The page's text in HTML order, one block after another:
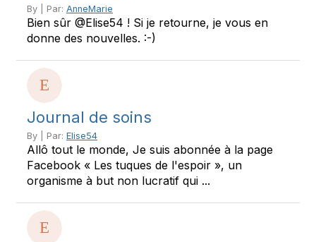
By | Par: AnneMarie
Bien sûr @Elise54 ! Si je retourne, je vous en
donne des nouvelles. :-)
Journal de soins
By | Par: Elise54
Allô tout le monde, Je suis abonnée à la page
Facebook « Les tuques de l'espoir », un
organisme à but non lucratif qui ...